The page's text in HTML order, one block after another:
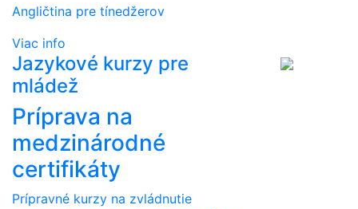
Angličtina pre tínedžerov
Viac info
Jazykové kurzy pre
mládež
Príprava na
medzinárodné
certifikáty
Prípravné kurzy na zvládnutie